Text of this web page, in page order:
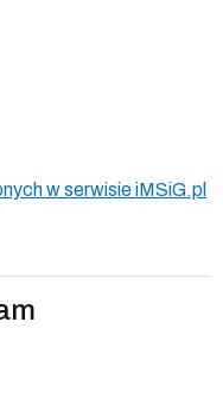
w serwisie iMSiG.pl